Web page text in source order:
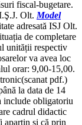
fiscal-bugetare.
Olt. Model
adresată ISJ Olt.
de completare
unității respectiv
va avea loc
orar: 9,00-15,00.
pdf.)
la data de 14
include obligatoriu
cadrul didactic
aparțin și că prin